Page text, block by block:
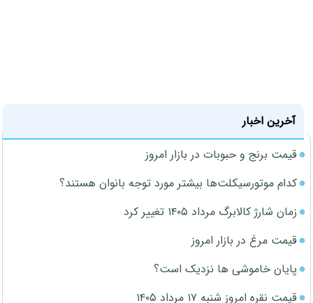
آخرین اخبار
قیمت برنج و حبوبات در بازار امروز
کدام موتورسیکلت‌ها بیشتر مورد توجه بانوان هستند؟
زمان شارژ کالابرگ مرداد ۱۴۰۵ تغییر کرد
قیمت مرغ در بازار امروز
پایان خاموشی ها نزدیک است؟
قیمت نقره امروز شنبه ۱۷ مرداد ۱۴۰۵